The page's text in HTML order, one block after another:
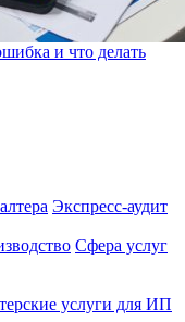
и что делать
Экспресс-аудит
Сфера услуг
услуги для ИП